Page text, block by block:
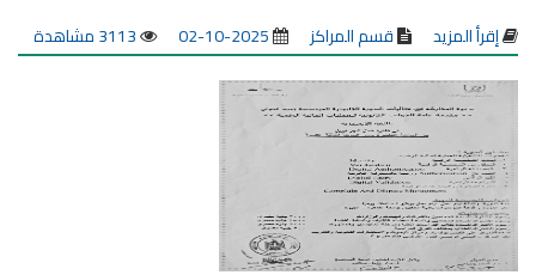
إقرأ المزيد قسم المراكز 2025-10-02 3113 مشاهدة